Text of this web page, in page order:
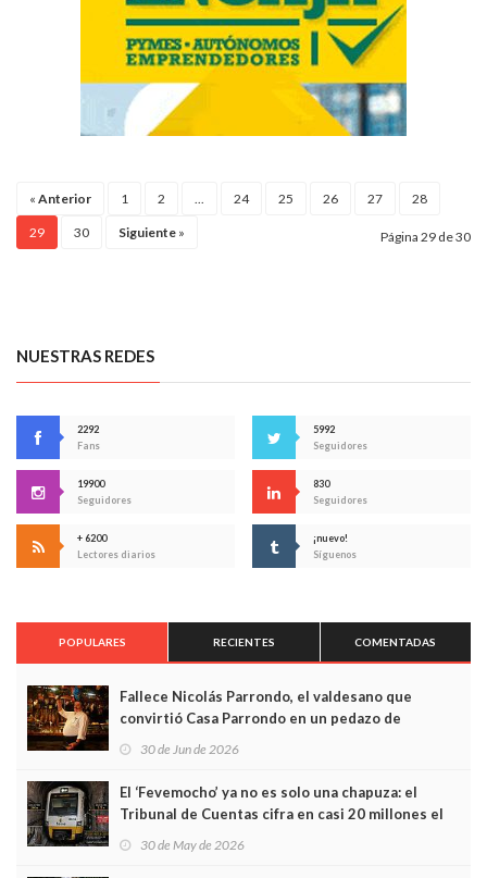
« Anterior 1 2 ... 24 25 26 27 28
29 30 Siguiente » Página 29 de 30
NUESTRAS REDES
2292
Fans
5992
Seguidores
19900
Seguidores
830
Seguidores
+ 6200
Lectores diarios
¡nuevo!
Síguenos
POPULARES RECIENTES COMENTADAS
Fallece Nicolás Parrondo, el valdesano que
convirtió Casa Parrondo en un pedazo de
Asturias en Madrid
30 de Jun de 2026
El ‘Fevemocho’ ya no es solo una chapuza: el
Tribunal de Cuentas cifra en casi 20 millones el
sobrecoste de los trenes que no cabían por los
30 de May de 2026